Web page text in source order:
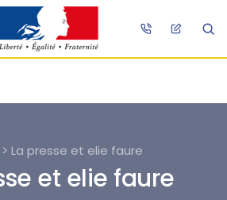
La presse et elie faure
et elie faure